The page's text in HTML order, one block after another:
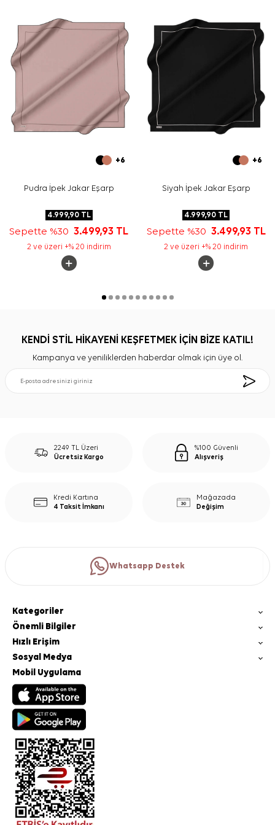
Bakım
Yıkama ve bakım için ürün etiketindeki talimatları
izleyiniz. İpek ve hassas eşarp bakımında, etikette elde
hassas bakım uygun görülüyorsa
Aker İpek Eşarp
Şampuanı
kullanabilirsiniz.
Sıkça Sorulan Sorular
Bej İpek Kare Desenli Eşarp ölçüsü nedir?
Bu ürün hangi kumaş kalitesindedir?
Deseninde hangi renkler öne çıkar?
+6
Pudra İpek Jakar Eşarp
4.999,90TL
Sepette %303.499,93 TL
2 ve üzeri +% 20 indirim
+6
Siyah İpek Jakar Eşarp
4.999,90 TL
Sepette %30 3.499,93 TL
2 ve üzeri +% 20 indirim
KENDİ STİL HİKAYENİ KEŞFETMEK İÇİN BİZE KATIL!
Kampanya ve yeniliklerden haberdar olmak için üye ol.
2249 TL Üzeri
Ücretsiz Kargo
%100 Güvenli
Alışveriş
Kredi Kartına
4 Taksit İmkanı
Mağazada
Değişim
Whatsapp Destek
Kategoriler
Önemli Bilgiler
Hızlı Erişim
Sosyal Medya
Mobil Uygulama